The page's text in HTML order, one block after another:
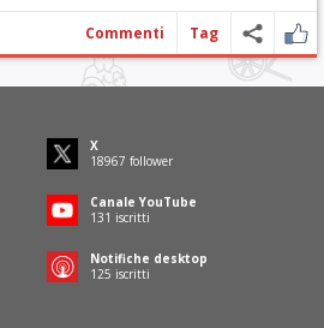
Commenti Tag
X
19422 follower
Canale YouTube
134 iscritti
Notifiche desktop
128 iscritti